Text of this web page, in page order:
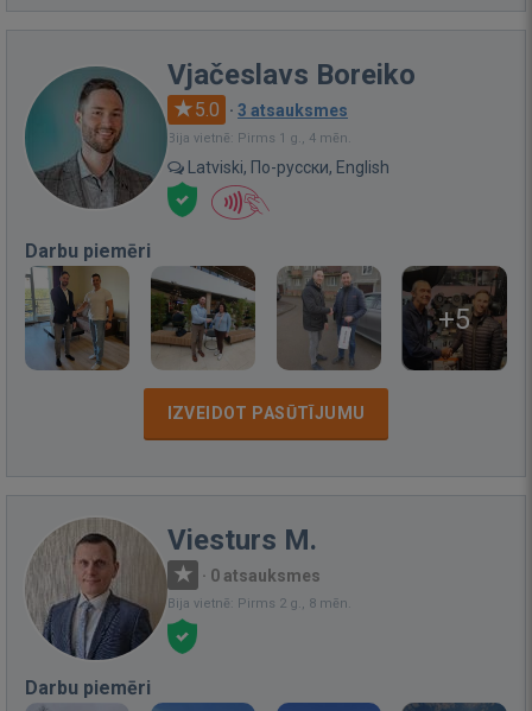
Vjačeslavs Boreiko
5.0 · 3 atsauksmes
Bija vietnē: Pirms 1 g., 4 mēn.
Latviski, По-русски, English
Darbu piemēri
+5
IZVEIDOT PASŪTĪJUMU
Viesturs M.
· 0 atsauksmes
Bija vietnē: Pirms 2 g., 8 mēn.
Darbu piemēri